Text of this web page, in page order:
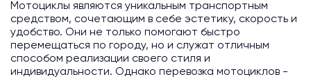
Мотоциклы являются уникальным транспортным
средством, сочетающим в себе эстетику, скорость и
удобство. Они не только помогают быстро
перемещаться по городу, но и служат отличным
способом реализации своего стиля и
индивидуальности. Однако перевозка мотоциклов -